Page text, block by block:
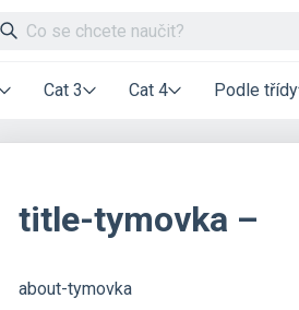
Cat 3 Cat 4 Podle třídy
title-tymovka –
about-tymovka